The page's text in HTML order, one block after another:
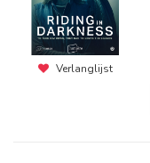
Verlanglijst